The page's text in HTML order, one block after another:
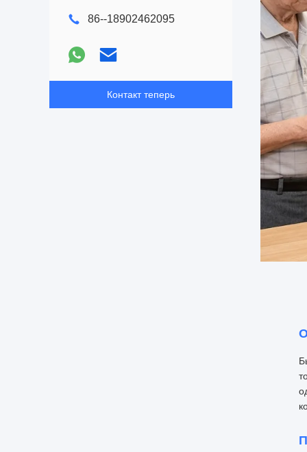
86--18902462095
Контакт теперь